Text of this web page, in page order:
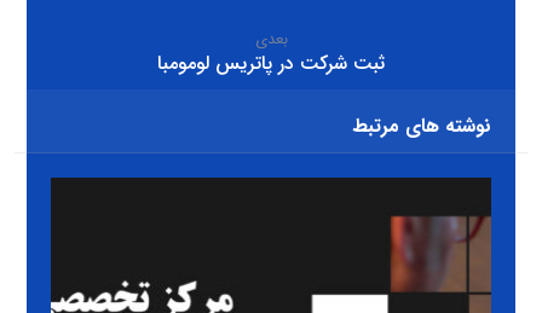
بعدی
ثبت شرکت در پاتریس لومومبا
نوشته های مرتبط